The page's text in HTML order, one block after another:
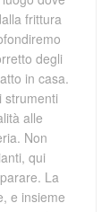
frittura
degli
in casa.
strumenti
alle
Non
qui
La
e insieme